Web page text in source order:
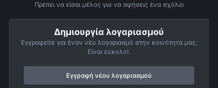
Πρέπει να είσαι μέλος για να αφήσεις ένα σχόλιο
Δημιουργία λογαριασμού
Εγγραφείτε για έναν νέο λογαριασμό στην κοινότητά μας.
Είναι εύκολο!.
Εγγραφή νέου λογαριασμού